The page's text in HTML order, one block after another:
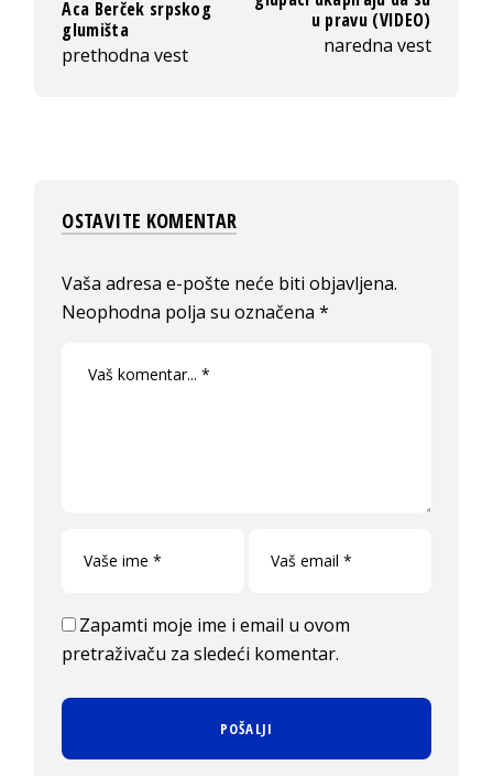
Aca Berček srpskog
glumišta
prethodna vest
u pravu (VIDEO)
naredna vest
OSTAVITE KOMENTAR
Vaša adresa e-pošte neće biti objavljena.
Neophodna polja su označena*
Zapamti moje ime i email u ovom
pretraživaču za sledeći komentar.